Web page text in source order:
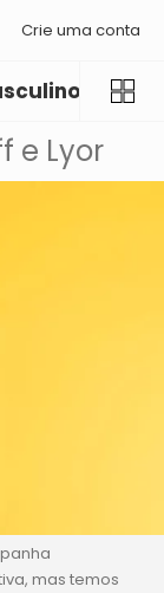
Crie uma conta
e Lyor
mas temos